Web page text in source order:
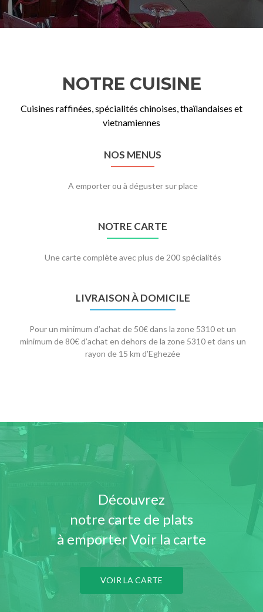
NOTRE CUISINE
Cuisines raffinées, spécialités chinoises, thaïlandaises et
vietnamiennes
NOS MENUS
A emporter ou à déguster sur place
NOTRE CARTE
Une carte complète avec plus de 200 spécialités
LIVRAISON À DOMICILE
Pour un minimum d’achat de 50€ dans la zone 5310 et un
minimum de 80€ d’achat en dehors de la zone 5310 et dans un
rayon de 15 km d’Eghezée
Découvrez
notre carte de plats
à emporter Voir la carte
VOIR LA CARTE